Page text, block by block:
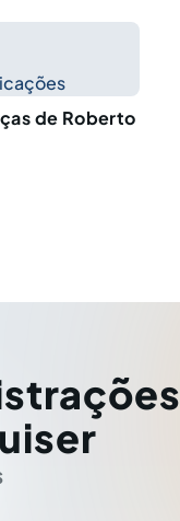
de Roberto